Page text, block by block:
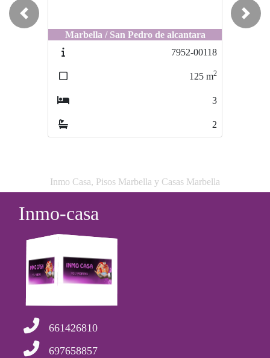
Marbella / San Pedro de alcantara
7952-00118
125m2
Marbella / SAN PEDRO DE
ALCANTARA
Previous Next
Inmo Casa, Pisos Marbella y Casas Marbella
Inmo-casa
661426810
697658857